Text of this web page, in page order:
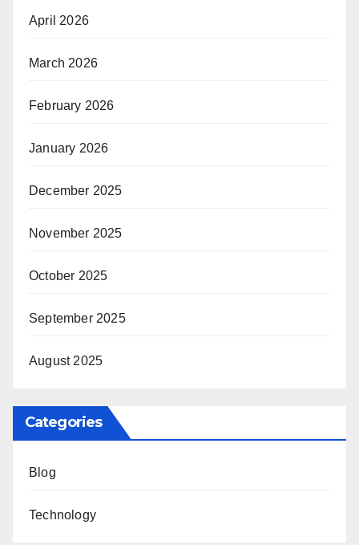
April 2026
March 2026
February 2026
January 2026
December 2025
November 2025
October 2025
September 2025
August 2025
Categories
Blog
Technology